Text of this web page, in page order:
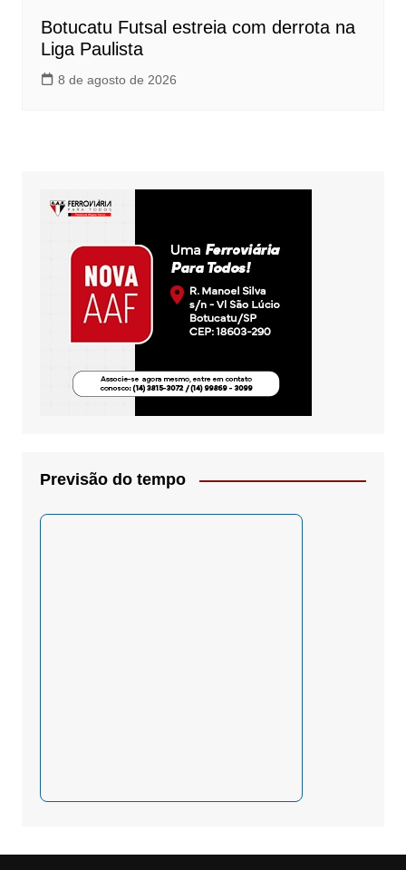
Botucatu Futsal estreia com derrota na
Liga Paulista
8 de agosto de 2026
Previsão do tempo